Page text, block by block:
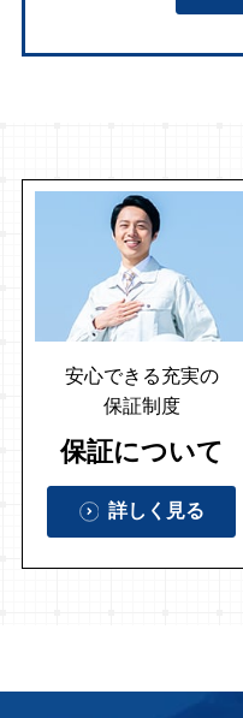
安心できる充実の
保証制度
保証について
詳しく見る